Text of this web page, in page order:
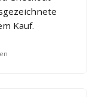
Kauf.